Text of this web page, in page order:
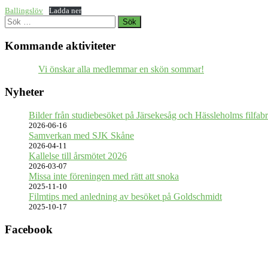
Ballingslöv Ladda ner
Sök
efter:
Kommande aktiviteter
Vi önskar alla medlemmar en skön sommar!
Nyheter
Bilder från studiebesöket på Järsekesåg och Hässleholms
2026-06-16
Samverkan med SJK Skåne
2026-04-11
Kallelse till årsmötet 2026
2026-03-07
Missa inte föreningen med rätt att snoka
2025-11-10
Filmtips med anledning av besöket på Goldschmidt
2025-10-17
Facebook